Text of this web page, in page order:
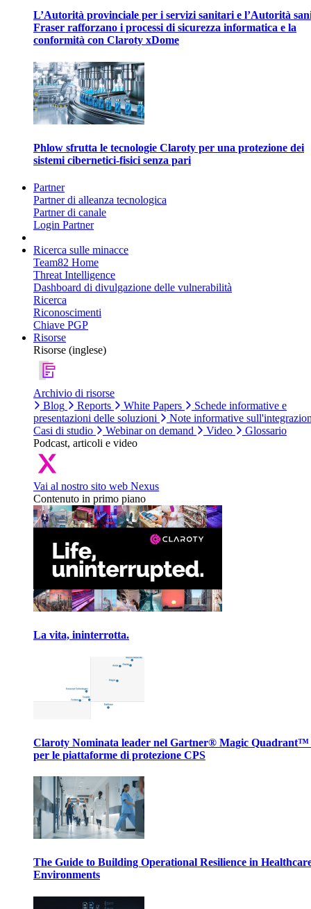
L’Autorità provinciale per i servizi sanitari e l’Autorità
Fraser rafforzano i processi di sicurezza informatica e la
conformità con Claroty xDome
Phlow sfrutta le tecnologie Claroty per una protezione dei
sistemi cibernetici-fisici senza pari
Partner
Partner di alleanza tecnologica
Partner di canale
Login Partner
Ricerca sulle minacce
Team82 Home
Threat Intelligence
Dashboard di divulgazione delle vulnerabilità
Ricerca
Riconoscimenti
Chiave PGP
Risorse
Risorse (inglese)
Archivio di risorse
Blog
Reports White Papers
Schede informative e
presentazioni delle soluzioni
Note informative
Casi di studio
Webinar on demand Video
Glossario
Podcast, articoli e video
Vai al nostro sito web Nexus
Contenuto in primo piano
La vita, ininterrotta.
Claroty Nominata leader nel Gartner® Magic Quadrant™
per le piattaforme di protezione CPS
The Guide to Building Operational Resilience in
Environments